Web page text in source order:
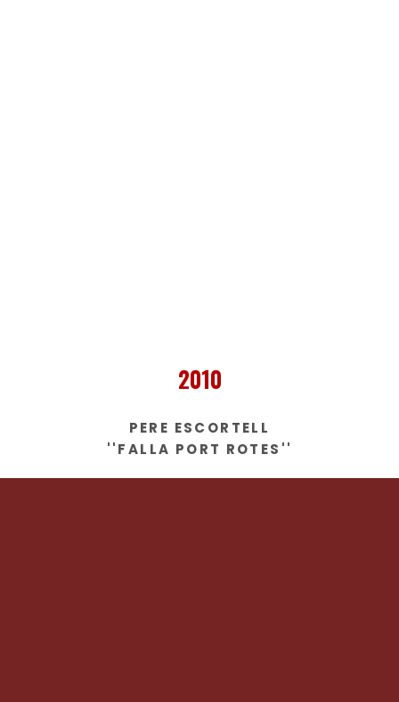
2010
PERE ESCORTELL
''FALLA PORT ROTES''